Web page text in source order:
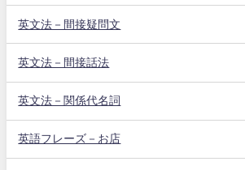
英文法－間接疑問文
英文法－間接話法
英文法－関係代名詞
英語フレーズ－お店